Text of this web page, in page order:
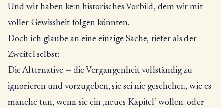
Und wir haben kein historisches Vorbild, dem wir mit
voller Gewissheit folgen könnten.
Doch ich glaube an eine einzige Sache, tiefer als der
Zweifel selbst:
Die Alternative — die Vergangenheit vollständig zu
ignorieren und vorzugeben, sie sei nie geschehen, wie es
manche tun, wenn sie ein ‚neues Kapitel’ wollen, oder